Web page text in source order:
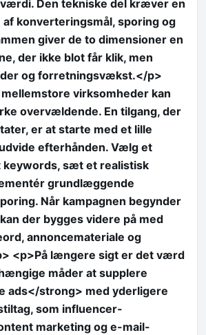
Den tekniske del kræver en
konverteringsmål, sporing og
giver de to dimensioner en
der ikke blot får klik, men
og forretningsvækst.</p>
virksomheder kan
overvældende. En tilgang, der
er at starte med et lille
efterhånden. Vælg et
sæt et realistisk
grundlæggende
Når kampagnen begynder
der bygges videre på med
annoncemateriale og
<p>På længere sigt er det værd
måder at supplere
ads</strong> med yderligere
som influencer-
marketing og e-mail-